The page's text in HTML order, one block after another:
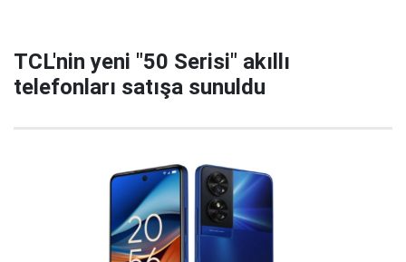
TCL'nin yeni "50 Serisi" akıllı
telefonları satışa sunuldu